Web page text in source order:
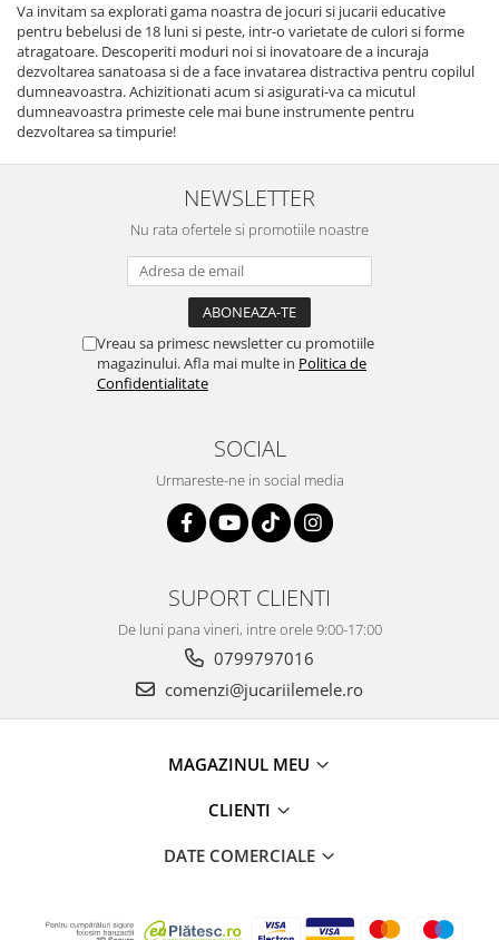
Va invitam sa explorati gama noastra de jocuri si jucarii educative
pentru bebelusi de 18 luni si peste, intr-o varietate de culori si forme
atragatoare. Descoperiti moduri noi si inovatoare de a incuraja
dezvoltarea sanatoasa si de a face invatarea distractiva pentru copilul
dumneavoastra. Achizitionati acum si asigurati-va ca micutul
dumneavoastra primeste cele mai bune instrumente pentru
dezvoltarea sa timpurie!
NEWSLETTER
Nu rata ofertele si promotiile noastre
Vreau sa primesc newsletter cu promotiile
magazinului. Afla mai multe in Politica de
Confidentialitate
SOCIAL
Urmareste-ne in social media
SUPORT CLIENTI
De luni pana vineri, intre orele 9:00-17:00
0799797016
comenzi@jucariilemele.ro
MAGAZINUL MEU
CLIENTI
DATE COMERCIALE